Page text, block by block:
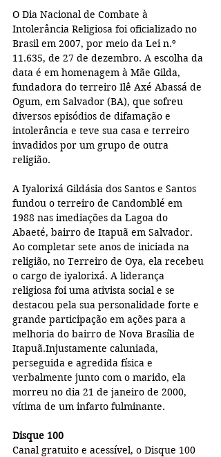
O Dia Nacional de Combate à
Intolerância Religiosa foi oficializado no
Brasil em 2007, por meio da Lei n.º
11.635, de 27 de dezembro. A escolha da
data é em homenagem à Mãe Gilda,
fundadora do terreiro Ilê Axé Abassá de
Ogum, em Salvador (BA), que sofreu
diversos episódios de difamação e
intolerância e teve sua casa e terreiro
invadidos por um grupo de outra
religião.
A Iyalorixá Gildásia dos Santos e Santos
fundou o terreiro de Candomblé em
1988 nas imediações da Lagoa do
Abaeté, bairro de Itapuã em Salvador.
Ao completar sete anos de iniciada na
religião, no Terreiro de Oya, ela recebeu
o cargo de iyalorixá. A liderança
religiosa foi uma ativista social e se
destacou pela sua personalidade forte e
grande participação em ações para a
melhoria do bairro de Nova Brasília de
Itapuã.Injustamente caluniada,
perseguida e agredida física e
verbalmente junto com o marido, ela
morreu no dia 21 de janeiro de 2000,
vítima de um infarto fulminante.
Disque 100
Canal gratuito e acessível, o Disque 100